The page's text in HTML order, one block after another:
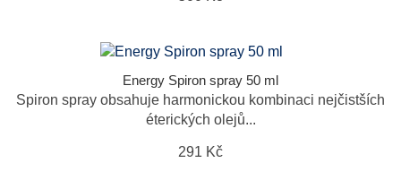
Energy Spiron spray 50 ml
Spiron spray obsahuje harmonickou kombinaci nejčistších
éterických olejů...
291 Kč